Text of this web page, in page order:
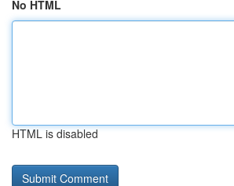
No HTML
HTML is disabled